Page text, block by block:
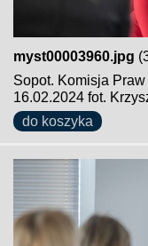
myst00003960.jpg
Sopot. Komisja
16.02.2024 fot.
do koszyka